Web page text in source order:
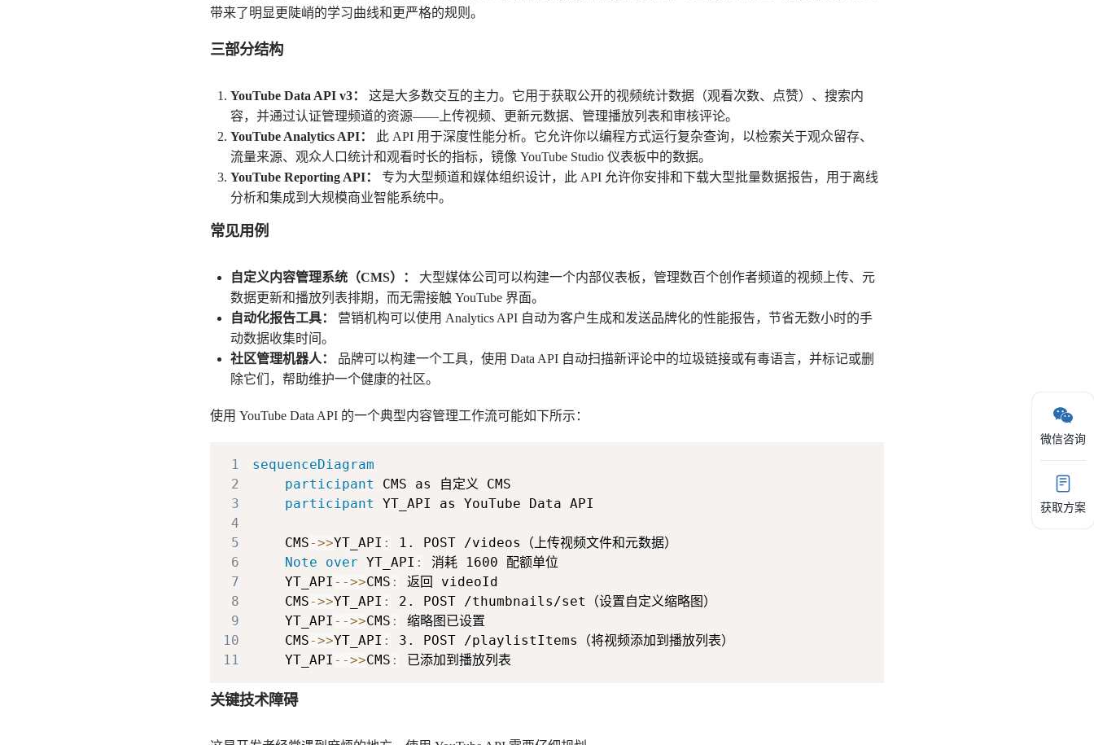
带来了明显更陡峭的学习曲线和更严格的规则。
三部分结构
YouTube Data API v3：
这是大多数交互的主力。它用于获取公开的视频统计数据（观看次数、点赞）、搜索内
容，并通过认证管理频道的资源——上传视频、更新元数据、管理播放列表和审核评论。
YouTube Analytics API：
此 API 用于深度性能分析。它允许你以编程方式运行复杂查询，以检索关于观众留存、
流量来源、观众人口统计和观看时长的指标，镜像 YouTube Studio 仪表板中的数据。
YouTube Reporting API：
专为大型频道和媒体组织设计，此 API 允许你安排和下载大型批量数据报告，用于离线
分析和集成到大规模商业智能系统中。
常见用例
自定义内容管理系统（CMS）：
大型媒体公司可以构建一个内部仪表板，管理数百个创作者频道的视频上传、元
数据更新和播放列表排期，而无需接触 YouTube 界面。
自动化报告工具：
营销机构可以使用 Analytics API 自动为客户生成和发送品牌化的性能报告，节省无数小时的手
动数据收集时间。
社区管理机器人：
品牌可以构建一个工具，使用 Data API 自动扫描新评论中的垃圾链接或有毒语言，并标记或删
除它们，帮助维护一个健康的社区。
使用 YouTube Data API 的一个典型内容管理工作流可能如下所示：
1
sequenceDiagram
2
participant
3
participant
4
5
    CMS
->>YT_API :
6
Note over YT_API :
7
    YT_API
-->>CMS :
8
    CMS
->>YT_API :
9
    YT_API
-->>CMS :
10
    CMS
->>YT_API :
11
    YT_API
-->>CMS : 已添加到播放列表
关键技术障碍
微信咨询
获取方案